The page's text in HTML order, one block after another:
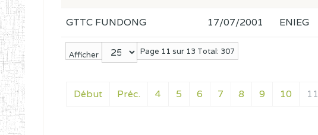
Afficher Page 11 sur 13 Total: 307
Début Préc. 4 5 6 7 8 9 10 11
GTTC FUNDONG 17/07/2001 ENIEG